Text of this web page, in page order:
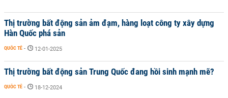
Thị trường bất động sản ảm đạm, hàng loạt công ty xây dựng
Hàn Quốc phá sản
QUỐC TẾ - 12-01-2025
Thị trường bất động sản Trung Quốc đang hồi sinh mạnh mẽ?
QUỐC TẾ - 18-12-2024